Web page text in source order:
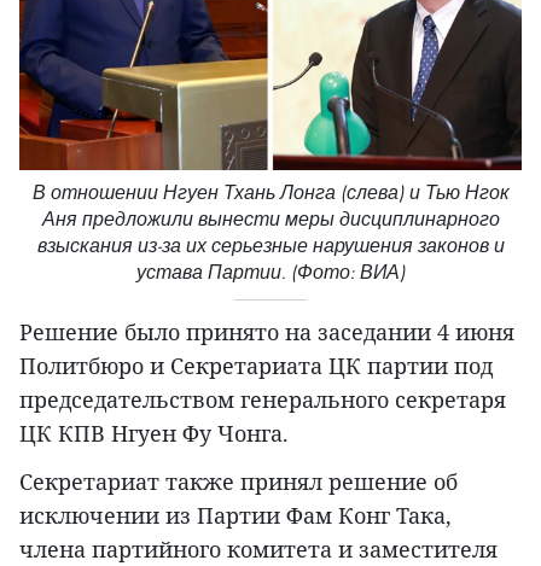
В отношении Нгуен Тхань Лонга (слева) и Тью Нгок
Аня предложили вынести меры дисциплинарного
взыскания из-за их серьезные нарушения законов и
устава Партии. (Фото: ВИА)
Решение было принято на заседании 4 июня
Политбюро и Секретариата ЦК партии под
председательством генерального секретаря
ЦК КПВ Нгуен Фу Чонга.
Секретариат также принял решение об
исключении из Партии Фам Конг Така,
члена партийного комитета и заместителя